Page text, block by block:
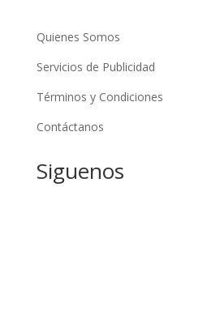
Quienes Somos
Servicios de Publicidad
Términos y Condiciones
Contáctanos
Siguenos